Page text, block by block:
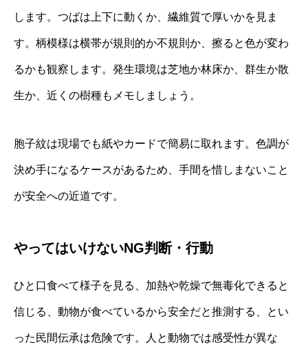
します。つばは上下に動くか、繊維質で厚いかを見ま
す。柄模様は横帯が規則的か不規則か、擦ると色が変わ
るかも観察します。発生環境は芝地か林床か、群生か散
生か、近くの樹種もメモしましょう。
胞子紋は現場でも紙やカードで簡易に取れます。色調が
決め手になるケースがあるため、手間を惜しまないこと
が安全への近道です。
やってはいけないNG判断・行動
ひと口食べて様子を見る、加熱や乾燥で無毒化できると
信じる、動物が食べているから安全だと推測する、とい
った民間伝承は危険です。人と動物では感受性が異な